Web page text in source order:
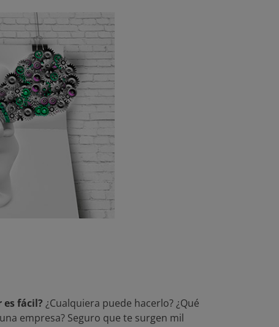
fácil? ¿Cualquiera puede hacerlo? ¿Qué
empresa? Seguro que te surgen mil